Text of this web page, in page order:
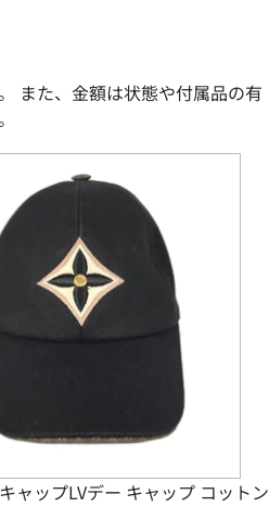
また、金額は状態や付属品の有
ャップLVデー キャップ コットン